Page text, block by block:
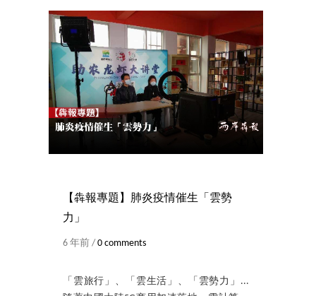
【犇報專題】肺炎疫情催生「雲勢
力」
6 年前 / 0 comments
「雲旅行」、「雲生活」、「雲勢力」...